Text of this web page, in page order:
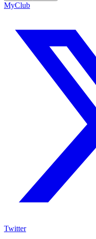
MyClub
Twitter